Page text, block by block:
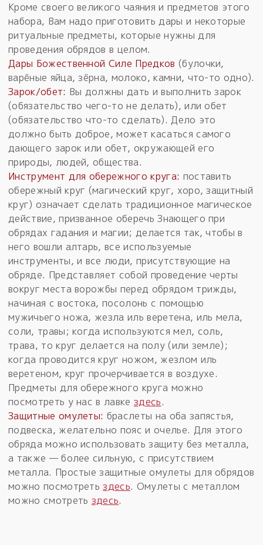
Кроме своего великого чаяния и предметов этого
набора, Вам надо приготовить дары и некоторые
ритуальные предметы, которые нужны для
проведения обрядов в целом.
Дары Божественной Силе Предков (булочки,
варёные яйца, зёрна, молоко, камни, что-то одно).
Зарок/обет: Вы должны дать и выполнить зарок
(обязательство чего-то не делать), или обет
(обязательство что-то сделать). Дело это
должно быть доброе, может касаться самого
дающего зарок или обет, окружающей его
природы, людей, общества.
Инструмент для обережного круга: поставить
обережный круг (магический круг, хоро, защитный
круг) означает сделать традиционное магическое
действие, призванное оберечь Знающего при
обрядах гадания и магии; делается так, чтобы в
него вошли алтарь, все используемые
инструменты, и все люди, присутствующие на
обряде. Представляет собой проведение черты
вокруг места ворожбы перед обрядом трижды,
начиная с востока, посолонь с помощью
мужичьего ножа, жезла иль веретена, иль мела,
соли, травы; когда используются мел, соль,
трава, то круг делается на полу (или земле);
когда проводится круг ножом, жезлом иль
веретеном, круг прочерчивается в воздухе.
Предметы для обережного круга можно
посмотреть у нас в лавкездесь.
Защитные омулеты: браслеты на оба запястья,
подвеска, желательно пояс и очелье. Для этого
обряда можно использовать защиту без металла,
а также — более сильную, с присутствием
металла. Простые защитные омулеты для обрядов
можно посмотретьздесь. Омулеты с металлом
можно смотреть здесь.